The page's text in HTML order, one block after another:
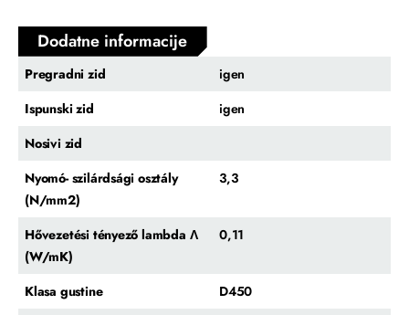
Dodatne informacije
Pregradni zid
igen
Ispunski zid
igen
Nosivi zid
Nyomó- szilárdsági osztály
(N/mm2)
3,3
Hővezetési tényező lambda Λ
(W/mK)
0,11
Klasa gustine
D450